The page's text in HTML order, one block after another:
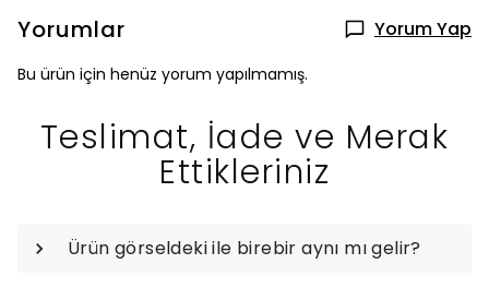
Yorumlar Yorum Yap
Bu ürün için henüz yorum yapılmamış.
Teslimat, İade ve Merak
Ettikleriniz
Ürün görseldeki ile birebir aynı mı gelir?